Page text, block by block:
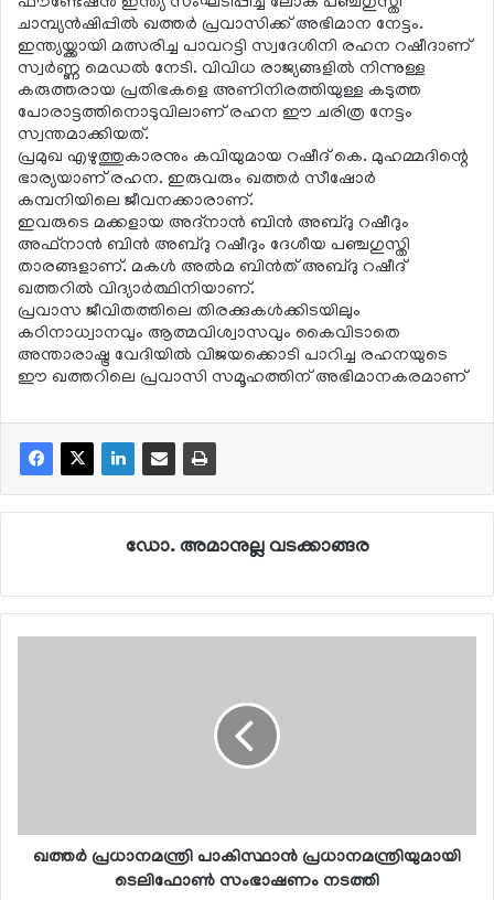
ചാമ്പ്യന്‍ഷിപ്പില്‍ ഖത്തര്‍ പ്രവാസിക്ക് അഭിമാന നേട്ടം.
ഇന്ത്യയ്ക്കായി മത്സരിച്ച പാവറട്ടി സ്വദേശിനി രഹന റഷീദാണ്
സ്വര്‍ണ്ണ മെഡല്‍ നേടി. വിവിധ രാജ്യങ്ങളില്‍ നിന്നുള്ള
കരുത്തരായ പ്രതിഭകളെ അണിനിരത്തിയുള്ള കടുത്ത
പോരാട്ടത്തിനൊടുവിലാണ് രഹന ഈ ചരിത്ര നേട്ടം
സ്വന്തമാക്കിയത്.
പ്രമുഖ എഴുത്തുകാരനും കവിയുമായ റഷീദ് കെ. മുഹമ്മദിന്റെ
ഭാര്യയാണ് രഹന. ഇരുവരും ഖത്തര്‍ സീഷോര്‍
കമ്പനിയിലെ ജീവനക്കാരാണ്.
ഇവരുടെ മക്കളായ അദ്നാന്‍ ബിന്‍ അബ്ദു റഷീദും
അഫ്നാന്‍ ബിന്‍ അബ്ദു റഷീദും ദേശീയ പഞ്ചഗുസ്തി
താരങ്ങളാണ്. മകള്‍ അല്‍മ ബിന്‍ത് അബ്ദു റഷീദ്
ഖത്തറില്‍ വിദ്യാര്‍ത്ഥിനിയാണ്.
പ്രവാസ ജീവിതത്തിലെ തിരക്കുകള്‍ക്കിടയിലും
കഠിനാധ്വാനവും ആത്മവിശ്വാസവും കൈവിടാതെ
അന്താരാഷ്ട്ര വേദിയില്‍ വിജയക്കൊടി പാറിച്ച രഹനയുടെ
ഈ ഖത്തറിലെ പ്രവാസി സമൂഹത്തിന് അഭിമാനകരമാണ്
ഡോ. അമാനുല്ല വടക്കാങ്ങര
ഖത്തര്‍ പ്രധാനമന്ത്രി പാകിസ്ഥാന്‍ പ്രധാനമന്ത്രിയുമായി
ടെലിഫോണ്‍ സംഭാഷണം നടത്തി